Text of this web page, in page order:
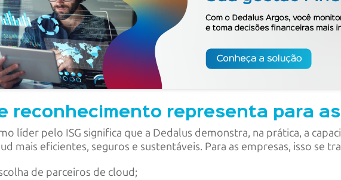
reconhecimento representa para
líder pelo ISG significa que a Dedalus demonstra, na prática, a
mais eficientes, seguros e sustentáveis. Para as empresas, isso se
de parceiros de cloud;